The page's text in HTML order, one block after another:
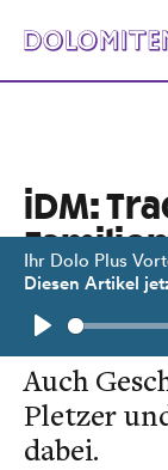
Ihr Dolo Plus
Diesen Artikel
Play
iDM:
Über
Auch
Pletzer
dabei.